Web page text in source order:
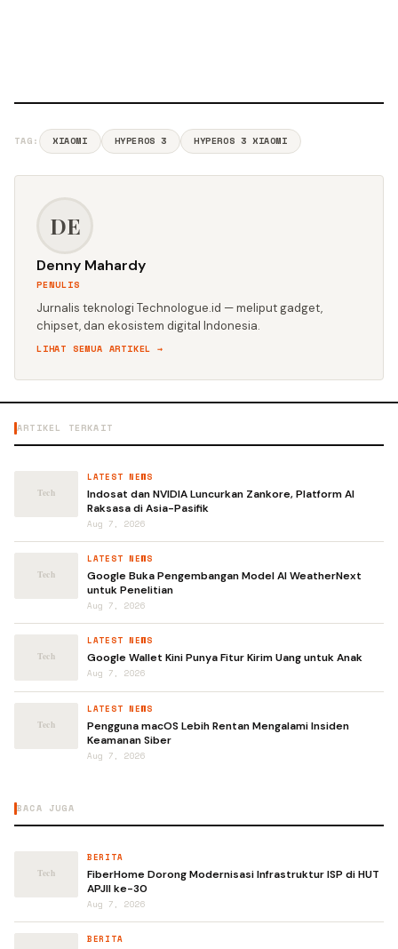
TAG: XIAOMI HYPEROS 3 HYPEROS 3 XIAOMI
DE
Denny Mahardy
PENULIS
Jurnalis teknologi Technologue.id — meliput gadget,
chipset, dan ekosistem digital Indonesia.
LIHAT SEMUA ARTIKEL →
ARTIKEL TERKAIT
LATEST NEWS
Indosat dan NVIDIA Luncurkan Zankore, Platform AI
Raksasa di Asia-Pasifik
Aug 7, 2026
LATEST NEWS
Google Buka Pengembangan Model AI WeatherNext
untuk Penelitian
Aug 7, 2026
LATEST NEWS
Google Wallet Kini Punya Fitur Kirim Uang untuk Anak
Aug 7, 2026
LATEST NEWS
Pengguna macOS Lebih Rentan Mengalami Insiden
Keamanan Siber
Aug 7, 2026
BACA JUGA
BERITA
FiberHome Dorong Modernisasi Infrastruktur ISP di HUT
APJII ke-30
Aug 7, 2026
BERITA